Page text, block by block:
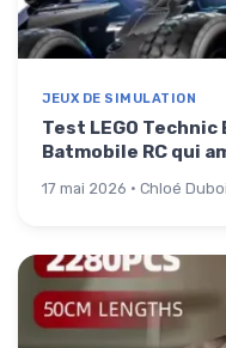
JEUX DE SIMULATION
Test LEGO
Batmobile RC qui
17 mai 2026 · Chloé